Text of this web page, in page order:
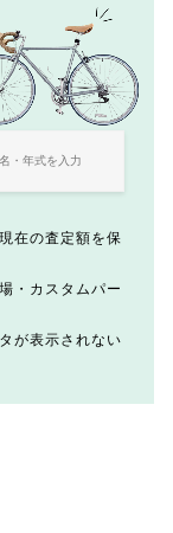
在の査定額を保
・カスタムパー
が表示されない